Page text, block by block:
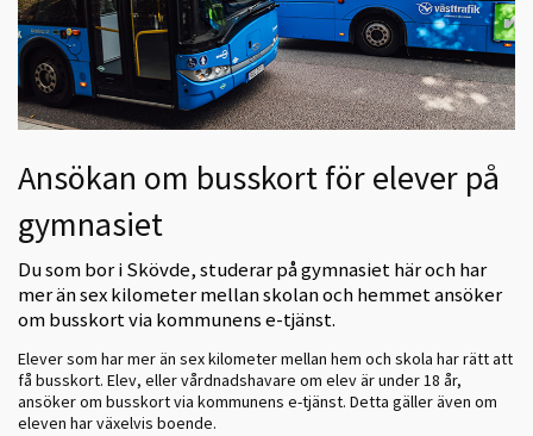
Ansökan om busskort för elever på
gymnasiet
Du som bor i Skövde, studerar på gymnasiet här och har
mer än sex kilometer mellan skolan och hemmet ansöker
om busskort via kommunens e-tjänst.
Elever som har mer än sex kilometer mellan hem och skola har rätt att
få busskort. Elev, eller vårdnadshavare om elev är under 18 år,
ansöker om busskort via kommunens e-tjänst. Detta gäller även om
eleven har växelvis boende.